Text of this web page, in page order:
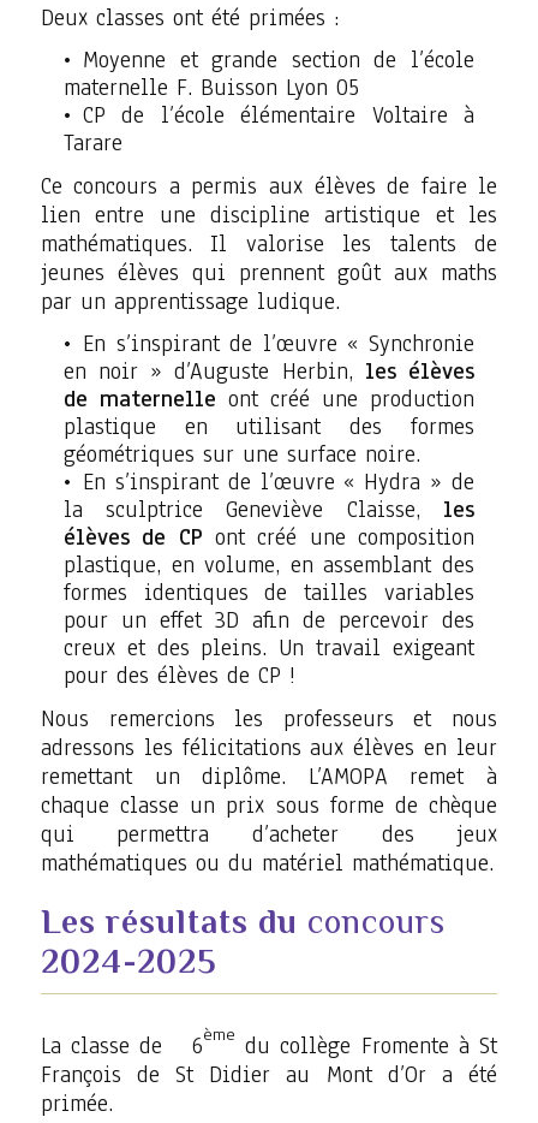
Deux classes ont été primées :
Moyenne et grande section de l’école
maternelle F. Buisson Lyon 05
CP de l’école élémentaire Voltaire à
Tarare
Ce concours a permis aux élèves de faire le
lien entre une discipline artistique et les
mathématiques. Il valorise les talents de
jeunes élèves qui prennent goût aux maths
par un apprentissage ludique.
En s’inspirant de l’œuvre « Synchronie
en noir » d’Auguste Herbin, les élèves
de maternelle ont créé une production
plastique en utilisant des formes
géométriques sur une surface noire.
En s’inspirant de l’œuvre « Hydra » de
la sculptrice Geneviève Claisse, les
élèves de CP ont créé une composition
plastique, en volume, en assemblant des
formes identiques de tailles variables
pour un effet 3D afin de percevoir des
creux et des pleins. Un travail exigeant
pour des élèves de CP !
Nous remercions les professeurs et nous
adressons les félicitations aux élèves en leur
remettant un diplôme. L’AMOPA remet à
chaque classe un prix sous forme de chèque
qui permettra d’acheter des jeux
mathématiques ou du matériel mathématique.
Les résultats du concours
2024-2025
La classe de 6ème du collège Fromente à St
François de St Didier au Mont d’Or a été
primée.